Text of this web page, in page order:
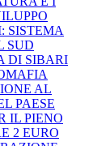
SISTEMA
SUD
DI SIBARI
AL
PAESE
IL PIENO
2 EURO